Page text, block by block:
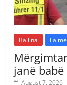
Ballina Lajme
janë
August 7, 2026